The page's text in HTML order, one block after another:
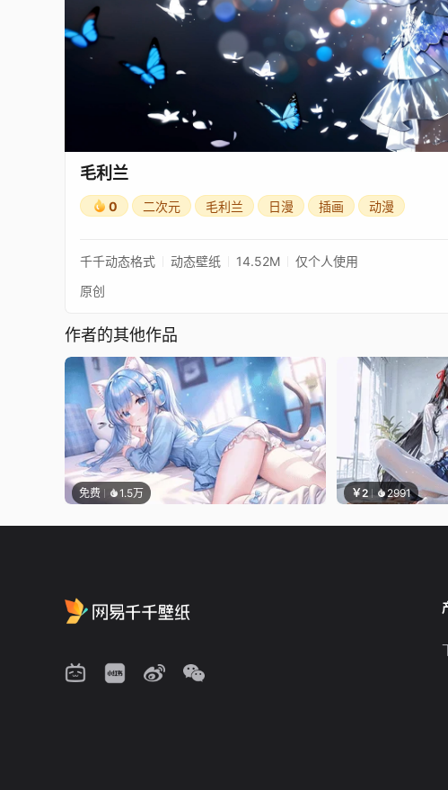
毛利兰
0 二次元 毛利兰 日漫 插画 动漫
千千动态格式 动态壁纸 14.52M 仅个人使用
原创
作者的其他作品
免费 1.5万 ￥2 2991